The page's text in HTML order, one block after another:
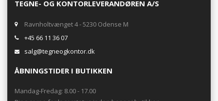
TEGNE- OG KONTORLEVERANDØREN A/S
Ravnholtvænget 4 - 5230 Odense M
+45 66 11 36 07
salg@tegneogkontor.dk
ÅBNINGSTIDER I BUTIKKEN
Mandag-Fredag: 8.00 - 17.00